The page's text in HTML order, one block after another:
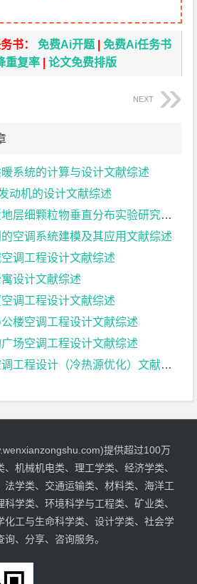
务书：免费Ai开题 |免费Ai任务书
重复率 |论文免费排版
NEXT
系统的计算与设计文献综述
动机的设计文献综述
细颗粒物垂直分布实验研究文献综述
空调系统建模及其应用文献综述
调工程设计文献综述
设计文献综述
调工程设计文献综述
楼空调工程设计文献综述
场空调工程设计文献综述
工程设计（冷热源优化）文献综述
提供超过100万
机械机电类、理工学类、经济学类、
法学类、交通运输类、材料类、海洋工
学类、环境科学与工程类、矿业类、
化工与生命科学类、设计学类、社会学
、分享、咨询服务。